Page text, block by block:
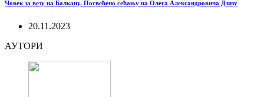
Човек за везу на Балкану. Посвећено сећању на Олега Александровича Дзизу
20.11.2023
АУТОРИ